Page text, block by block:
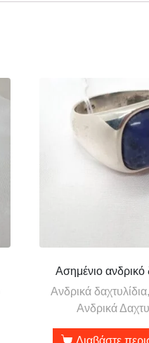
Ασημένιο ανδρικό
Ανδρικά
Ανδρικά